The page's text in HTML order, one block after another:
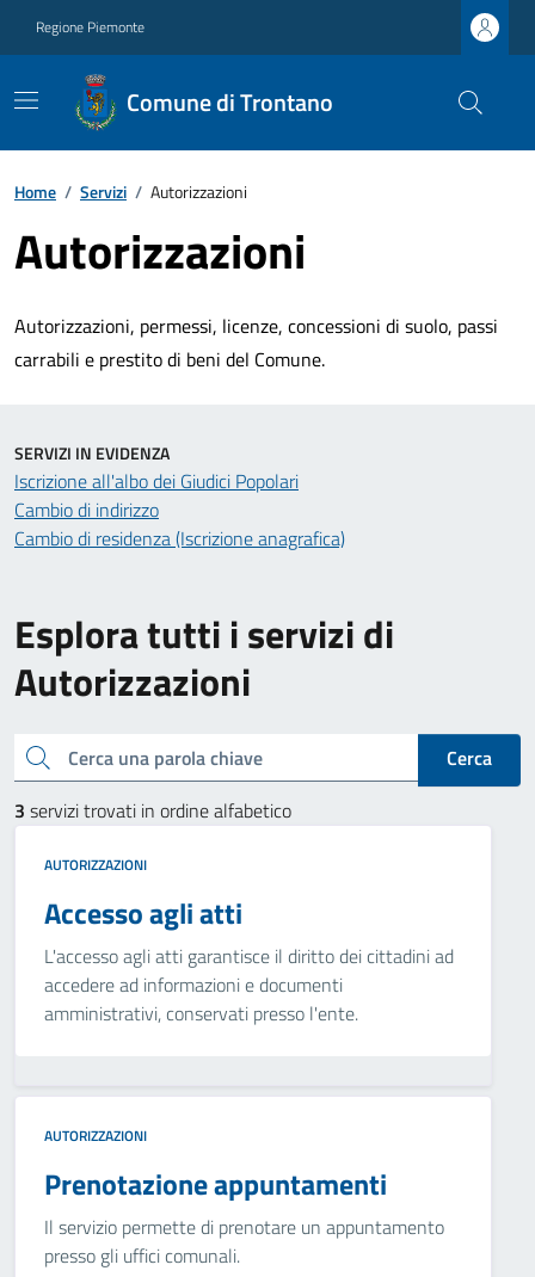
Regione Piemonte
Comune di Trontano
Home / Servizi / Autorizzazioni
Autorizzazioni
Autorizzazioni, permessi, licenze, concessioni di suolo, passi
carrabili e prestito di beni del Comune.
Esplora tutti i servizi di
Autorizzazioni
Cerca una parola chiave
Cerca
3 servizi trovati in ordine alfabetico
AUTORIZZAZIONI
Accesso agli atti
L'accesso agli atti garantisce il diritto dei cittadini ad
accedere ad informazioni e documenti
amministrativi, conservati presso l'ente.
AUTORIZZAZIONI
Prenotazione appuntamenti
Il servizio permette di prenotare un appuntamento
presso gli uffici comunali.
SERVIZI IN EVIDENZA
Iscrizione all'albo dei Giudici Popolari
Cambio di indirizzo
Cambio di residenza (Iscrizione anagrafica)